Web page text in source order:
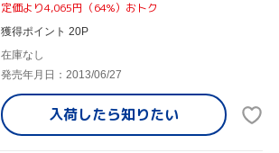
定価より4,065円（64%）おトク
獲得ポイント 20P
在庫なし
発売年月日：2013/06/27
入荷したら知りたい